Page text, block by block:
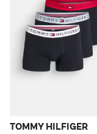
TOMMY HILFIGER